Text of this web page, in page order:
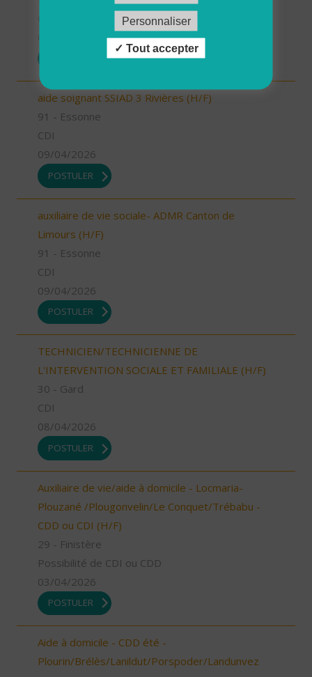
aide soignant SSIAD 3 Rivières (H/F)
91 - Essonne
CDI
09/04/2026
POSTULER
auxiliaire de vie sociale- ADMR Canton de
Limours (H/F)
91 - Essonne
CDI
09/04/2026
POSTULER
TECHNICIEN/TECHNICIENNE DE
L'INTERVENTION SOCIALE ET FAMILIALE (H/F)
30 - Gard
CDI
08/04/2026
POSTULER
Auxiliaire de vie/aide à domicile - Locmaria-
Plouzané /Plougonvelin/Le Conquet/Trébabu -
CDD ou CDI (H/F)
29 - Finistère
Possibilité de CDI ou CDD
03/04/2026
POSTULER
Aide à domicile - CDD été -
Plourin/Brélès/Lanildut/Porspoder/Landunvez
Personnaliser
Tout accepter